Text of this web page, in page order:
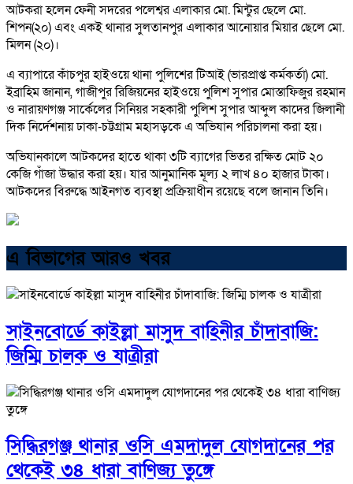
আটকরা হলেন ফেনী সদরের পলেশ্বর এলাকার মো. মিন্টুর ছেলে মো.
শিপন(২০) এবং একই থানার সুলতানপুর এলাকার আনোয়ার মিয়ার ছেলে মো.
মিলন (২০)।
এ ব্যাপারে কাঁচপুর হাইওয়ে থানা পুলিশের টিআই (ভারপ্রাপ্ত কর্মকর্তা) মো.
ইব্রাহিম জানান, গাজীপুর রিজিয়নের হাইওয়ে পুলিশ সুপার মোস্তাফিজুর রহমান
ও নারায়ণগঞ্জ সার্কেলের সিনিয়র সহকারী পুলিশ সুপার আব্দুল কাদের জিলানী
দিক নির্দেশনায় ঢাকা-চট্টগ্রাম মহাসড়কে এ অভিযান পরিচালনা করা হয়।
অভিযানকালে আটকদের হাতে থাকা ৩টি ব্যাগের ভিতর রক্ষিত মোট ২০
কেজি গাঁজা উদ্ধার করা হয়। যার আনুমানিক মূল্য ২ লাখ ৪০ হাজার টাকা।
আটকদের বিরুদ্ধে আইনগত ব্যবস্থা প্রক্রিয়াধীন রয়েছে বলে জানান তিনি।
এ বিভাগের আরও খবর
সাইনবোর্ডে কাইল্লা মাসুদ বাহিনীর চাঁদাবাজি:
জিম্মি চালক ও যাত্রীরা
সিদ্ধিরগঞ্জ থানার ওসি এমদাদুল যোগদানের পর
থেকেই ৩৪ ধারা বাণিজ্য তুঙ্গে